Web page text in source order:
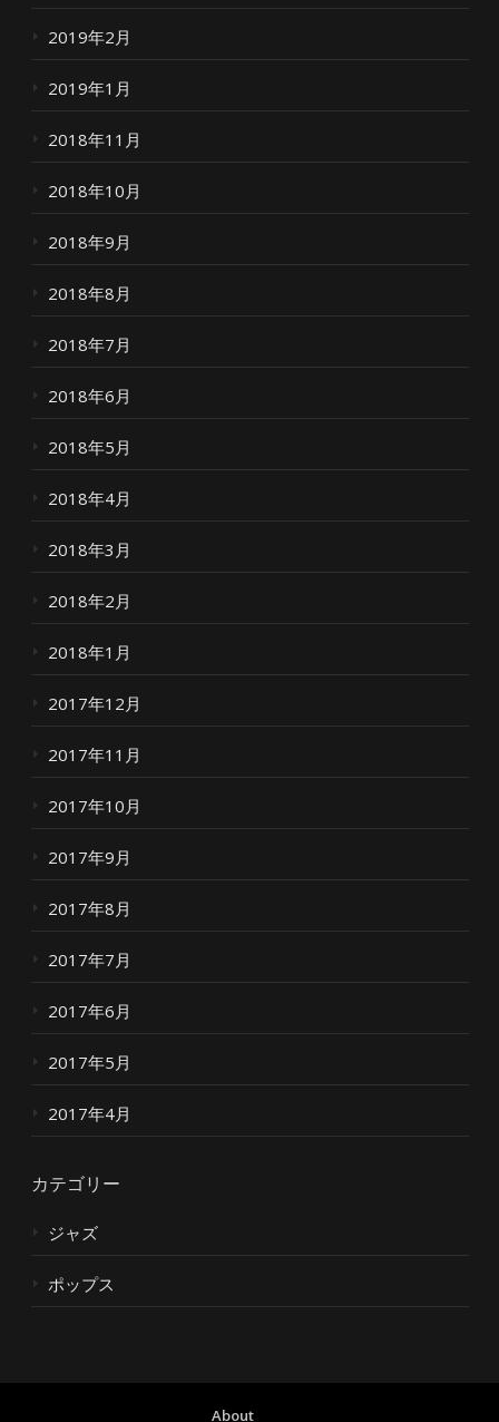
2019年2月
2019年1月
2018年11月
2018年10月
2018年9月
2018年8月
2018年7月
2018年6月
2018年5月
2018年4月
2018年3月
2018年2月
2018年1月
2017年12月
2017年11月
2017年10月
2017年9月
2017年8月
2017年7月
2017年6月
2017年5月
2017年4月
カテゴリー
ジャズ
ポップス
About